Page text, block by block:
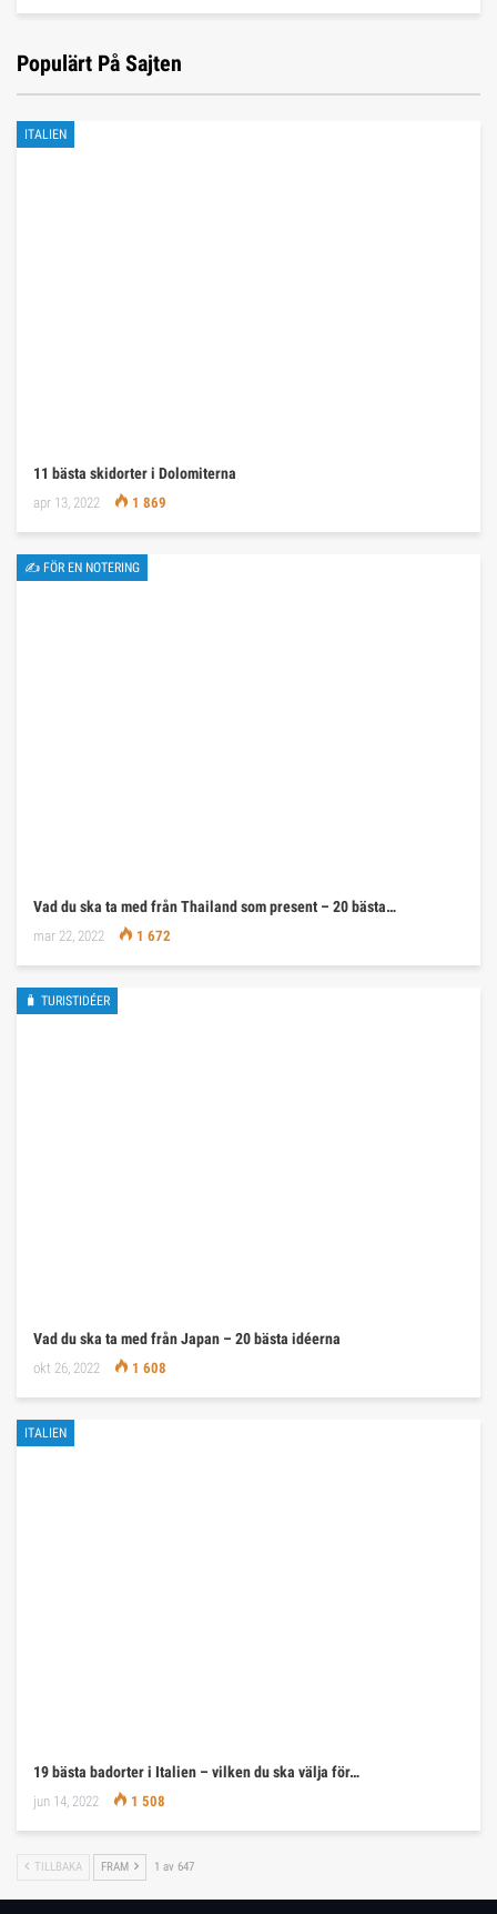
Populärt På Sajten
ITALIEN
11 bästa skidorter i Dolomiterna
apr 13, 2022 1 869
✍ FÖR EN NOTERING
Vad du ska ta med från Thailand som present – 20 bästa…
mar 22, 2022 1 672
🧳 TURISTIDÉER
Vad du ska ta med från Japan – 20 bästa idéerna
okt 26, 2022 1 608
ITALIEN
19 bästa badorter i Italien – vilken du ska välja för…
jun 14, 2022 1 508
TILLBAKA FRAM 1 av 647